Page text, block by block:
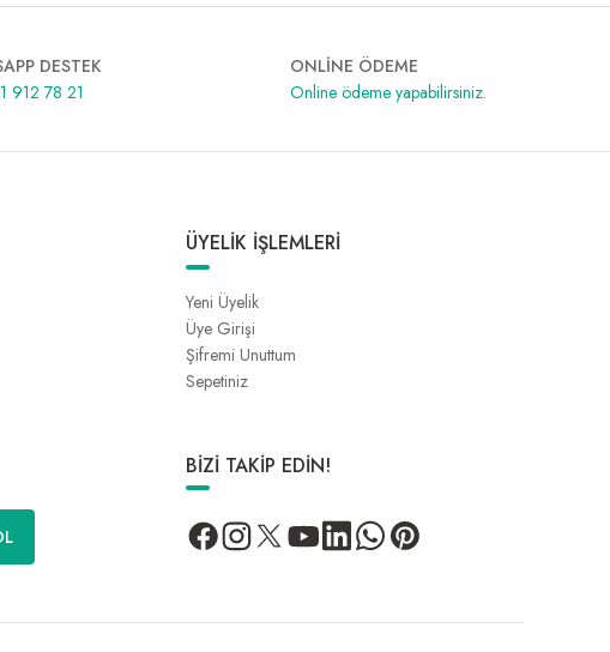
DESTEK
912 78 21
ONLİNE ÖDEME
Online ödeme yapabilirsiniz.
ÜYELİK İŞLEMLERİ
Yeni Üyelik
Üye Girişi
Şifremi Unuttum
Sepetiniz
BİZİ TAKİP EDİN!